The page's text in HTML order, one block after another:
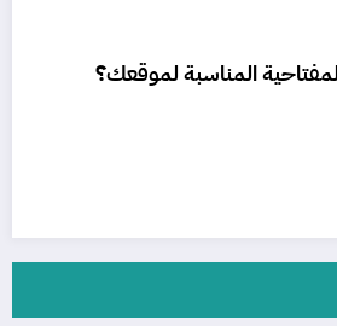
المناسبة لموقعك؟